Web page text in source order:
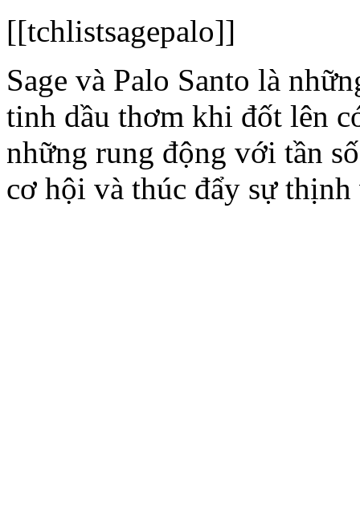
[[tchlistsagepalo]]
Sage và Palo Santo là
tinh dầu thơm khi đốt lên
những rung động với tần
cơ hội và thúc đẩy sự